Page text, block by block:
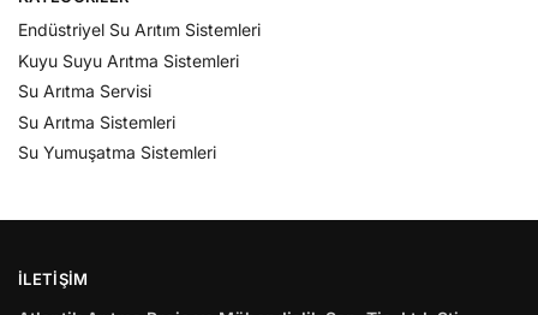
Endüstriyel Su Arıtım Sistemleri
Kuyu Suyu Arıtma Sistemleri
Su Arıtma Servisi
Su Arıtma Sistemleri
Su Yumuşatma Sistemleri
İLETIŞIM